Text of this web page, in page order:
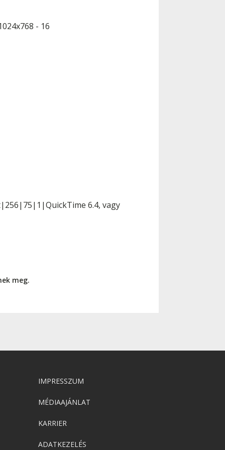
- 16
6.4, vagy
meg.
IMPRESSZUM
MÉDIAAJÁNLAT
KARRIER
ADATKEZELÉS